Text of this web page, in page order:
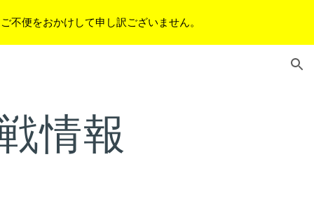
不便をおかけして申し訳ございません。
情報